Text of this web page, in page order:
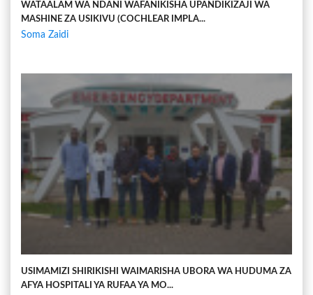
WATAALAM WA NDANI WAFANIKISHA UPANDIKIZAJI WA
MASHINE ZA USIKIVU (COCHLEAR IMPLA...
Soma Zaidi
USIMAMIZI SHIRIKISHI WAIMARISHA UBORA WA HUDUMA ZA
AFYA HOSPITALI YA RUFAA YA MO...